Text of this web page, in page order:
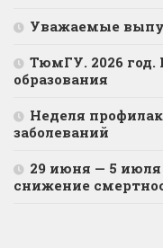
Уважаемые
ТюмГУ. 2026
образования
Неделя
заболеваний
29 июня — 5 июля
снижение